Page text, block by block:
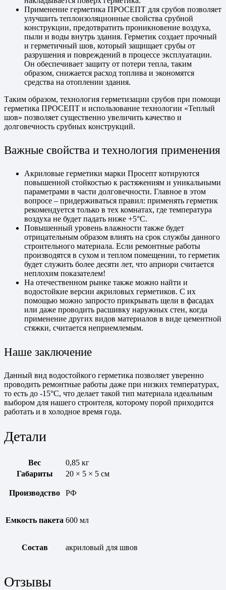
Применение герметика ПРОСЕПТ для срубов позволяет
улучшить теплоизоляционные свойства срубной
конструкции, предотвратить проникновение воздуха,
пыли и воды внутрь здания. Герметик создает прочный
и герметичный шов, который защищает срубы от
разрушения и повреждений в процессе эксплуатации.
Он обеспечивает защиту от потери тепла, таким
образом, снижается расход топлива и экономятся
средства на отоплении здания.
Таким образом, технология герметизации срубов при помощи
герметика ПРОСЕПТ и использование технологии «Теплый
шов» позволяет существенно увеличить качество и
долговечность срубных конструкций.
Важные свойства и технология применения
Акриловые герметики марки Просепт котируются
повышенной стойкостью к растяжениям и уникальными
параметрами в части долговечности. Главное в этом
вопросе – придерживаться правил: применять герметик
рекомендуется только в тех комнатах, где температура
воздуха не будет падать ниже +5°C.
Повышенный уровень влажности также будет
отрицательным образом влиять на срок службы данного
строительного материала. Если ремонтные работы
производятся в сухом и теплом помещении, то герметик
будет служить более десяти лет, что априори считается
неплохим показателем!
На отечественном рынке также можно найти и
водостойкие версии акриловых герметиков. С их
помощью можно запросто прикрывать щели в фасадах
или даже проводить расшивку наружных стен, когда
применение других видов материалов в виде цементной
стяжки, считается неприемлемым.
Наше заключение
Данный вид водостойкого герметика позволяет уверенно
проводить ремонтные работы даже при низких температурах,
то есть до -15°C, что делает такой тип материала идеальным
выбором для нашего строителя, которому порой приходится
работать и в холодное время года.
Детали
Вес
0,85 кг
Габариты
20 × 5 × 5 см
Производство РФ
Емкость пакета 600 мл
Состав акриловый для швов
Отзывы